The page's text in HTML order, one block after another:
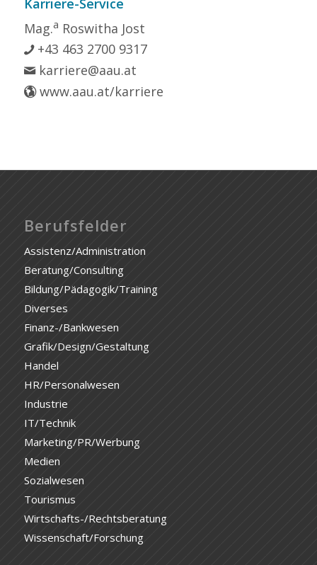
Mag.a Roswitha Jost
+43 463 2700 9317
karriere@aau.at
www.aau.at/karriere
Berufsfelder
Assistenz/Administration
Beratung/Consulting
Bildung/Pädagogik/Training
Diverses
Finanz-/Bankwesen
Grafik/Design/Gestaltung
Handel
HR/Personalwesen
Industrie
IT/Technik
Marketing/PR/Werbung
Medien
Sozialwesen
Tourismus
Wirtschafts-/Rechtsberatung
Wissenschaft/Forschung